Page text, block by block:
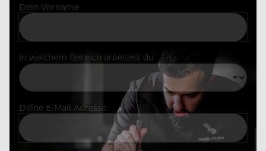
Dein Vorname
In welchem Bereich arbeitest du
Deine E-Mail Adresse